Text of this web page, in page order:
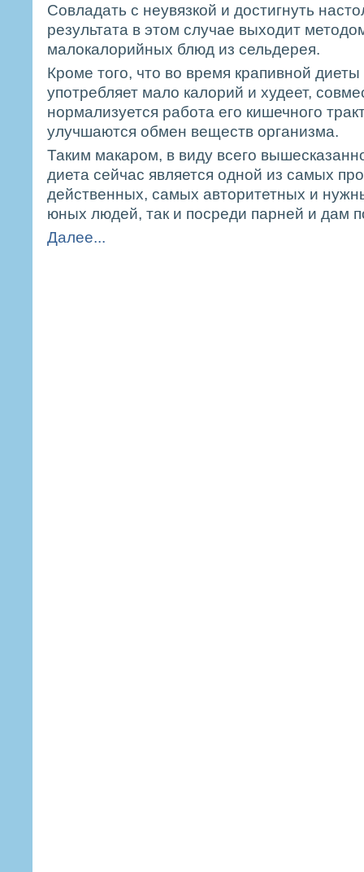
Совладать с неувязкой и достигнуть
результата в этом случае выходит
малокалорийных блюд из сельдерея.
Кроме того, что во время крапивной диеты
употребляет мало калорий и худеет,
нормализуется работа его кишечного
улучшаются обмен веществ организма.
Таким макаром, в виду всего
диета сейчас является одной из самых
действенных, самых авторитетных и
юных людей, так и посреди парней и дам
Далее...